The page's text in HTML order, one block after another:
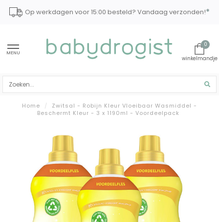
Op werkdagen voor 15:00 besteld? Vandaag verzonden!*
MENU
0
Home /
Zwitsal - Robijn Kleur Vloeibaar Wasmiddel -
Beschermt Kleur - 3 x 1190ml - Voordeelpack